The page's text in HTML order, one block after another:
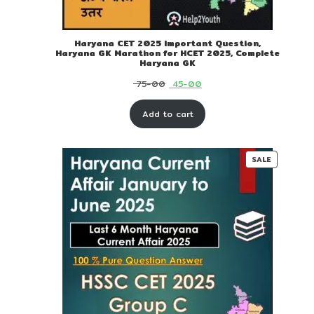
Haryana CET 2025 Important Question,
Haryana GK Marathon for HCET 2025, Complete
Haryana GK
75-00 Original
price
was:
45-00Current
price
is:
00.
Add to cart
SALE